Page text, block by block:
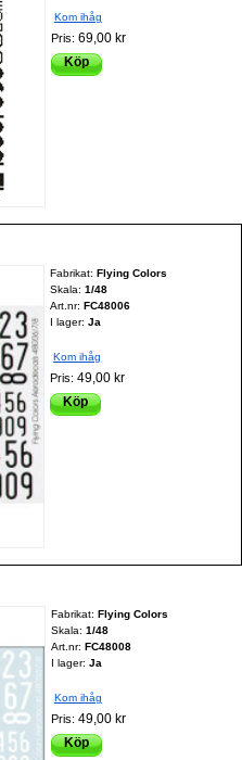
Kom ihåg
Pris: 69,00 kr
Köp
Fabrikat: Flying Colors
Skala:1/48
Art.nr: FC48006
I lager: Ja
Kom ihåg
Pris:49,00 kr
Köp
Fabrikat: Flying Colors
Skala: 1/48
Art.nr: FC48008
I lager: Ja
Kom ihåg
Pris: 49,00 kr
Köp